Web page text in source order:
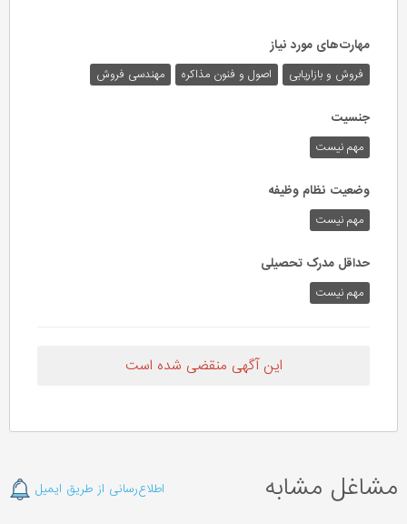
مهارت‌های مورد نیاز
فروش و بازاریابی اصول و فنون مذاکره مهندسی فروش
جنسیت
مهم نیست
وضعیت نظام وظیفه
مهم‌ نیست
حداقل مدرک تحصیلی
مهم نیست
این آگهی منقضی شده است
مشاغل مشابه اطلاع‌رسانی از طریق ایمیل